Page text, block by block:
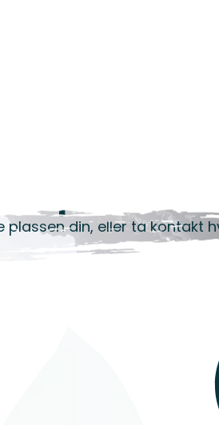
på turen?
plassen din, eller ta kontakt